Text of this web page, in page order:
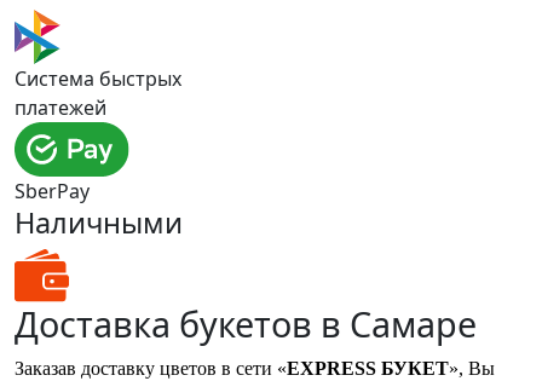
Система быстрых
платежей
SberPay
Наличными
Доставка букетов в Самаре
Заказав доставку цветов в сети «EXPRESS БУКЕТ», Вы